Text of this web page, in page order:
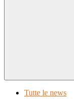
Tutte le news